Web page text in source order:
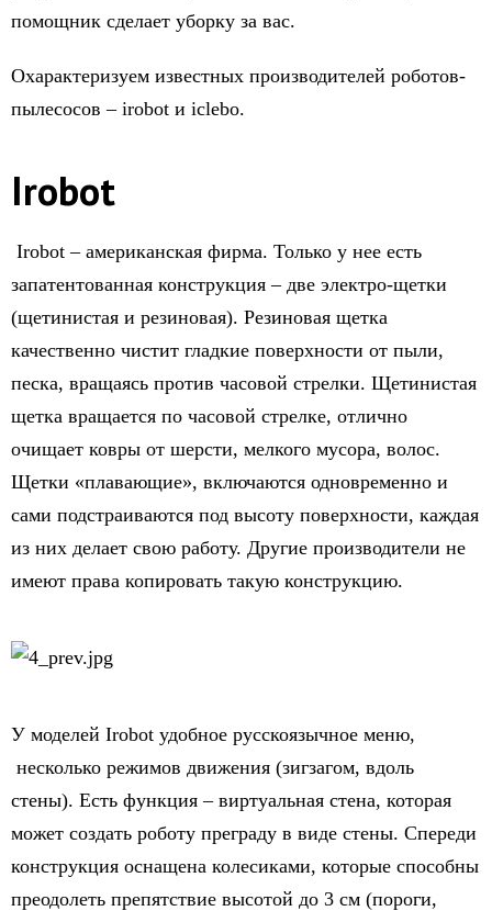
помощник сделает уборку за вас.
Охарактеризуем известных производителей роботов-
пылесосов – irobot и iclebo.
Irobot
Irobot – американская фирма. Только у нее есть
запатентованная конструкция – две электро-щетки
(щетинистая и резиновая). Резиновая щетка
качественно чистит гладкие поверхности от пыли,
песка, вращаясь против часовой стрелки. Щетинистая
щетка вращается по часовой стрелке, отлично
очищает ковры от шерсти, мелкого мусора, волос.
Щетки «плавающие», включаются одновременно и
сами подстраиваются под высоту поверхности, каждая
из них делает свою работу. Другие производители не
имеют права копировать такую конструкцию.
У моделей Irobot удобное русскоязычное меню,
несколько режимов движения (зигзагом, вдоль
стены). Есть функция – виртуальная стена, которая
может создать роботу преграду в виде стены. Спереди
конструкция оснащена колесиками, которые способны
преодолеть препятствие высотой до 3 см (пороги,